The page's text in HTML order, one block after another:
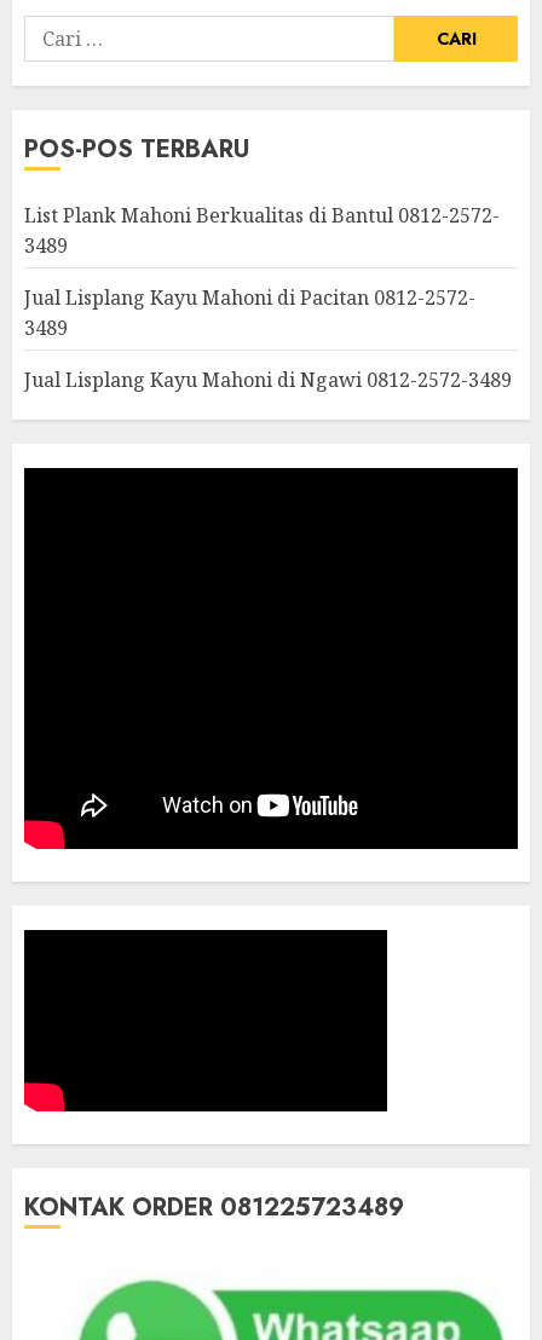
POS-POS TERBARU
List Plank Mahoni Berkualitas di Bantul 0812-2572-
3489
Jual Lisplang Kayu Mahoni di Pacitan 0812-2572-
3489
Jual Lisplang Kayu Mahoni di Ngawi 0812-2572-3489
KONTAK ORDER 081225723489